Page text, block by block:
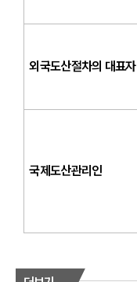
외국도산절차의 대표자
국제도산관리인